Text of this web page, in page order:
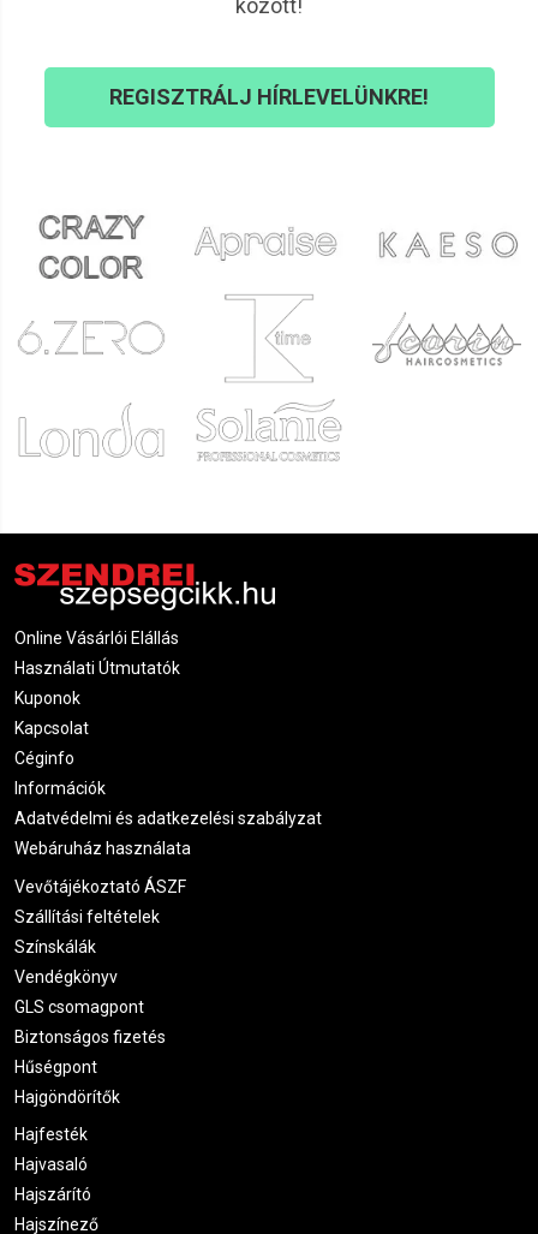
között!
REGISZTRÁLJ HÍRLEVELÜNKRE!
Online Vásárlói Elállás
Használati Útmutatók
Kuponok
Kapcsolat
Céginfo
Információk
Adatvédelmi és adatkezelési szabályzat
Webáruház használata
Vevőtájékoztató ÁSZF
Szállítási feltételek
Színskálák
Vendégkönyv
GLS csomagpont
Biztonságos fizetés
Hűségpont
Hajgöndörítők
Hajfesték
Hajvasaló
Hajszárító
Hajszínező